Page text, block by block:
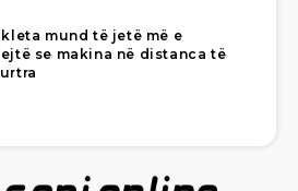
mund të jetë më e
se makina në distanca të